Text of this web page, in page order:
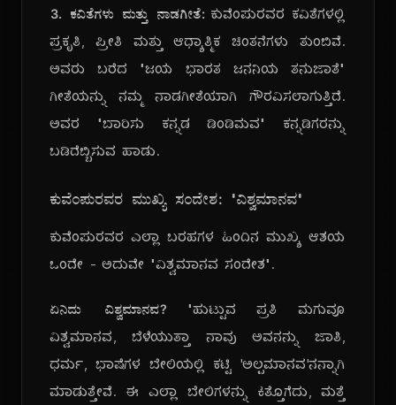
3. ಕವಿತೆಗಳು ಮತ್ತು ನಾಡಗೀತೆ: ಕುವೆಂಪುರವರ ಕವಿತೆಗಳಲ್ಲಿ
ಪ್ರಕೃತಿ, ಪ್ರೀತಿ ಮತ್ತು ಆಧ್ಯಾತ್ಮಿಕ ಚಿಂತನೆಗಳು ತುಂಬಿವೆ.
ಅವರು ಬರೆದ "ಜಯ ಭಾರತ ಜನನಿಯ ತನುಜಾತೆ"
ಗೀತೆಯನ್ನು ನಮ್ಮ ನಾಡಗೀತೆಯಾಗಿ ಗೌರವಿಸಲಾಗುತ್ತಿದೆ.
ಅವರ "ಬಾರಿಸು ಕನ್ನಡ ಡಿಂಡಿಮವ" ಕನ್ನಡಿಗರನ್ನು
ಬಡಿದೆಬ್ಬಿಸುವ ಹಾಡು.
ಕುವೆಂಪುರವರ ಮುಖ್ಯ ಸಂದೇಶ: "ವಿಶ್ವಮಾನವ"
ಕುವೆಂಪುರವರ ಎಲ್ಲಾ ಬರಹಗಳ ಹಿಂದಿನ ಮುಖ್ಯ ಆಶಯ
ಒಂದೇ - ಅದುವೇ "ವಿಶ್ವಮಾನವ ಸಂದೇಶ".
ಏನಿದು ವಿಶ್ವಮಾನವ? "ಹುಟ್ಟುವ ಪ್ರತಿ ಮಗುವೂ
ವಿಶ್ವಮಾನವ, ಬೆಳೆಯುತ್ತಾ ನಾವು ಅವನನ್ನು ಜಾತಿ,
ಧರ್ಮ, ಭಾಷೆಗಳ ಬೇಲಿಯಲ್ಲಿ ಕಟ್ಟಿ 'ಅಲ್ಪಮಾನವ'ನನ್ನಾಗಿ
ಮಾಡುತ್ತೇವೆ. ಈ ಎಲ್ಲಾ ಬೇಲಿಗಳನ್ನು ಕಿತ್ತೊಗೆದು, ಮತ್ತೆ